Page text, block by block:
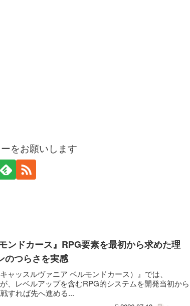
をお願いします
ンドカース』RPG要素を最初から求めた理
つらさを実感
ャッスルヴァニア ベルモンドカース）』では、
、レベルアップを含むRPG的システムを開発当初から
すれば先へ進める...